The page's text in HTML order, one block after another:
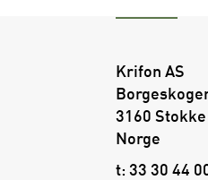
Krifon AS
3160 Stokke
Norge
t: 33 30 44